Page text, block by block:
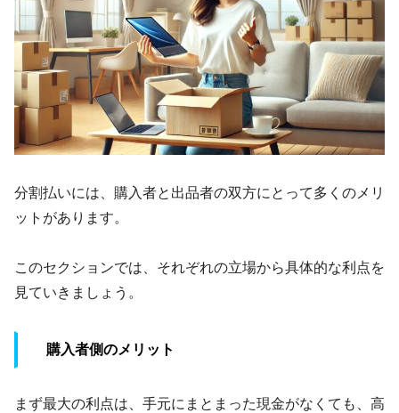
分割払いには、購入者と出品者の双方にとって多くのメリ
ットがあります。
このセクションでは、それぞれの立場から具体的な利点を
見ていきましょう。
購入者側のメリット
まず最大の利点は、手元にまとまった現金がなくても、高